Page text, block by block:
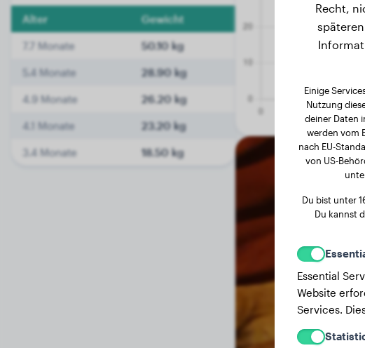
Alter Gewicht
7.7 Monate 50.10 kg
5.4 Monate 28.90 kg
4.9 Monate 26.20 kg
4.1 Monate 23.20 kg
3.4 Monate 18.50 kg
Recht,
Einige
Nutzung
deiner Daten
werden vom
nach EU-
von US-
Du bist unter
Du kannst
Essential
Website
Services.